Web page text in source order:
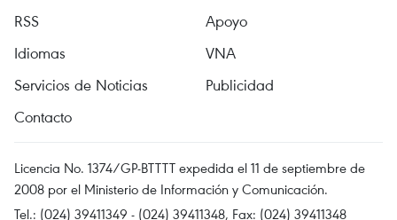
RSS
Apoyo
Idiomas
VNA
Servicios de Noticias
Publicidad
Contacto
Licencia No. 1374/GP-BTTTT expedida el 11 de septiembre de
2008 por el Ministerio de Información y Comunicación.
Tel.: (024) 39411349 - (024) 39411348, Fax: (024) 39411348